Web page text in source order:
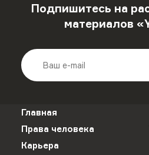
Подпишитесь на
материалов
Главная
Права человека
Карьера